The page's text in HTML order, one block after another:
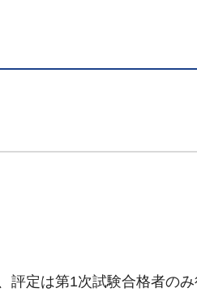
評定は第1次試験合格者の